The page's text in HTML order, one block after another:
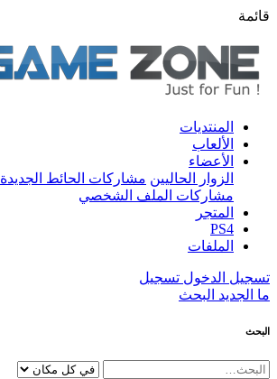
قائمة
المنتديات
الألعاب
الأعضاء
الزوار الحاليين مشاركات الحائط الجديدة
مشاركات الملف الشخصي
المتجر
PS4
الملفات
تسجيل الدخول تسجيل
ما الجديد البحث
البحث